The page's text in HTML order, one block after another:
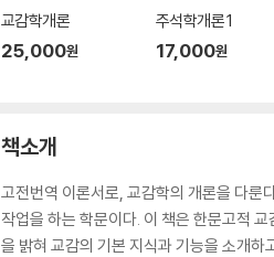
교감학개론
25,000원
주석학개론 1
17,000원
책소개
고전번역 이론서로, 교감학의 개론을 다룬
작업을 하는 학문이다. 이 책은 한문고적
을 밝혀 교감의 기본 지식과 기능을 소개